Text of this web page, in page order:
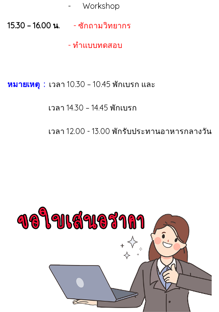
- Workshop
15.30 – 16.00 น.
- ซักถามวิทยากร
- ทำแบบทดสอบ
หมายเหตุ : เวลา 10.30 – 10.45 พักเบรก และ
เวลา 14.30 – 14.45 พักเบรก
เวลา 12.00 - 13.00 พักรับประทานอาหารกลางวัน